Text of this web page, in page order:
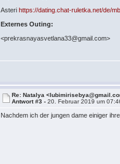
Asterihttps://dating.chat-ruletka.net/de/
Externes Outing:
<prekrasnayasvetlana33@gmail.com>
Re: Natalya
Antwort #3 -20. Februar 2019 um
Nachdem ich der jungen dame einiger